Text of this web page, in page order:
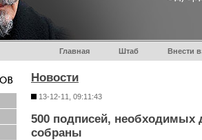
Главная Штаб Внести
Новости
13-12-11, 09:11:43
500 подписей,
собраны